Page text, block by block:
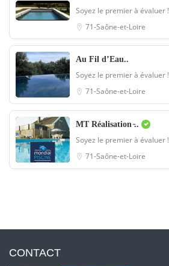
Soyez le premier à évaluer !
71-Saône-et-Loire
Au Fil d’Eau..
Soyez le premier à évaluer !
71-Saône-et-Loire
MT Réalisation ̵..
Soyez le premier à évaluer !
71-Saône-et-Loire
CONTACT